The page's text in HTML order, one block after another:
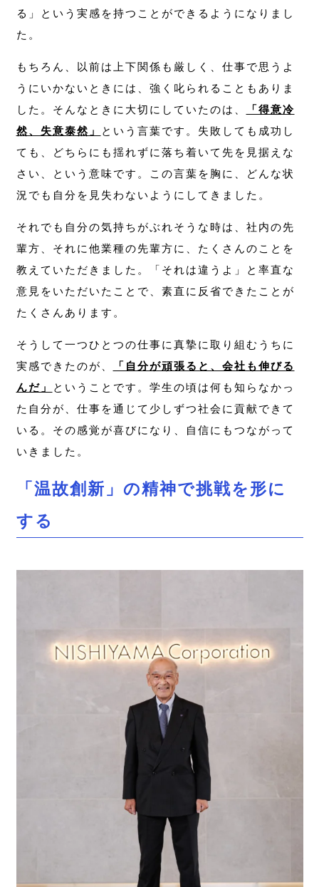
る」という実感を持つことができるようになりまし
た。
もちろん、以前は上下関係も厳しく、仕事で思うよ
うにいかないときには、強く叱られることもありま
した。そんなときに大切にしていたのは、
「得意冷
然、失意泰然」
という言葉です。失敗しても成功し
ても、どちらにも揺れずに落ち着いて先を見据えな
さい、という意味です。この言葉を胸に、どんな状
況でも自分を見失わないようにしてきました。
それでも自分の気持ちがぶれそうな時は、社内の先
輩方、それに他業種の先輩方に、たくさんのことを
教えていただきました。「それは違うよ」と率直な
意見をいただいたことで、素直に反省できたことが
たくさんあります。
そうして一つひとつの仕事に真摯に取り組むうちに
実感できたのが、
「自分が頑張ると、会社も伸びる
んだ」
ということです。学生の頃は何も知らなかっ
た自分が、仕事を通じて少しずつ社会に貢献できて
いる。その感覚が喜びになり、自信にもつながって
いきました。
「温故創新」の精神で挑戦を形に
する